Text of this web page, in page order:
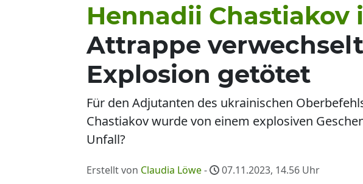
Hennadii Chastiakov
Attrappe
Explosion getötet
Für den Adjutanten des ukrainischen
Chastiakov wurde von einem explosiven
Unfall?
Erstellt von Claudia Löwe- 07.11.2023, 14.56 Uhr